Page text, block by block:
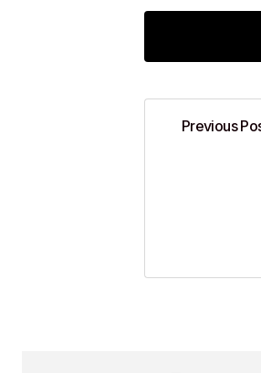
Tu dirección
Previous